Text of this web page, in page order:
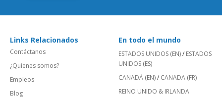
Links Relacionados
Contáctanos
¿Quienes somos?
Empleos
Blog
En todo el mundo
ESTADOS UNIDOS (EN)/ ESTADOS
UNIDOS (ES)
CANADÁ (EN)/ CANADA (FR)
REINO UNIDO & IRLANDA